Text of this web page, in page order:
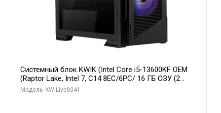
Системный блок KWIK (Intel Core i5-13600KF OEM
(Raptor Lake, Intel 7, C14 8EC/6PC/ 16 ГБ ОЗУ (2
модуля)/ Palit RTX5080 GAMINGPRO OC 16GB GDDR7
Модель: KW-Live0041